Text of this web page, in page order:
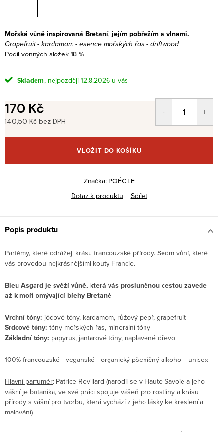
Mořská vůně inspirovaná Bretaní, jejím pobřežím a vlnami.
Grapefruit - kardamom - esence mořských řas - driftwood
Podíl vonných složek 18 %
Skladem 12.8.2026
170 Kč
140,50 Kč bez DPH
cena:
VLOŽIT DO KOŠÍKU
Značka: POÉCILE
Dotaz k produktu
Sdílet
Popis produktu
Parfémy, které odrážejí krásu francouzské přírody. Sedm vůní, které
vás provedou nejkrásnějšími kouty Francie.
Bleu Asgard je svěží vůně, která vás prosluněnou cestou zavede
až k moři omývající břehy Bretaně
Vrchní tóny: jódové tóny, kardamom, růžový pepř, grapefruit
Srdcové tóny: tóny mořských řas, minerální tóny
Základní tóny: papyrus, jantarové tóny, naplavené dřevo
100% francouzské - veganské - organický pšeničný alkohol - unisex
Hlavní parfumér: Patrice Revillard (narodil se v Haute-Savoie a jeho
vášní je botanika, ve své práci spojuje vášeň pro rostliny a krásu
přírody s vášní pro tvorbu, která vychází z jeho lásky ke kreslení a
malování)